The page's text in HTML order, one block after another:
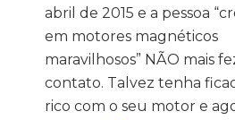
abril de 2015 e a pessoa
em motores magnéticos
maravilhosos” NÃO mais
contato. Talvez tenha
rico com o seu motor e